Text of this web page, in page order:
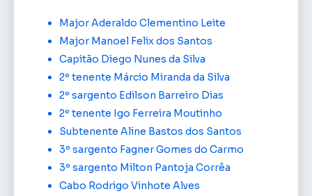
Major Aderaldo Clementino Leite
Major Manoel Felix dos Santos
Capitão Diego Nunes da Silva
2º tenente Márcio Miranda da Silva
2º sargento Edilson Barreiro Dias
2º tenente Igo Ferreira Moutinho
Subtenente Aline Bastos dos Santos
3º sargento Fagner Gomes do Carmo
3º sargento Milton Pantoja Corrêa
Cabo Rodrigo Vinhote Alves